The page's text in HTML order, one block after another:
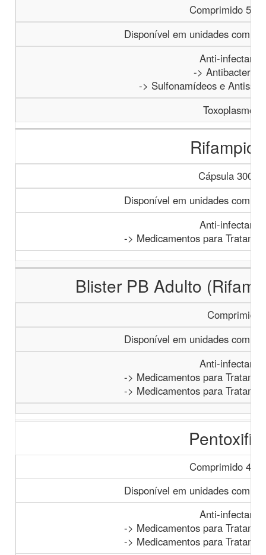
Comprimido 500
Disponível em unidades com
Anti-
->
-> Sulfonamídeos e
Toxoplasmose
Cápsula 300
Disponível em unidades com
Anti-
-> Medicamentos para
Blister PB Adulto
Comprimido
Disponível em unidades com
Anti-
-> Medicamentos para
-> Medicamentos para
Comprimido 400
Disponível em unidades com
Anti-
-> Medicamentos para
-> Medicamentos para